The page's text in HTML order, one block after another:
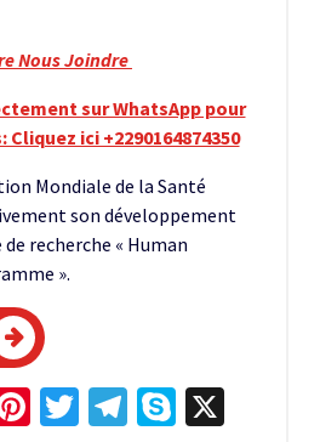
Nous Joindre
sur WhatsApp pour
ici +2290164874350
Mondiale de la Santé
son développement
recherche « Human
».
Pinterest
Twitter
Telegram
Skype